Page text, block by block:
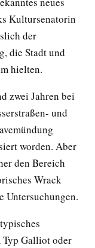
Kultursenatorin
der
die Stadt und
hielten.
zwei Jahren bei
und
worden. Aber
den Bereich
Wrack
Untersuchungen.
Typ Galliot oder